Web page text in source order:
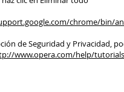
chrome/bin/
de Seguridad y Privacidad,
www.opera.com/help/